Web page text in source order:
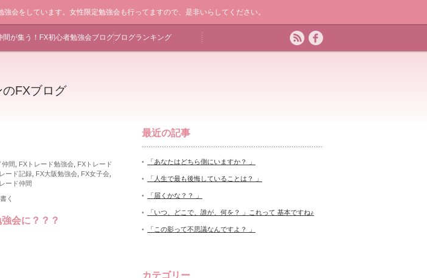
会をしています。女性限定勉強会も行ってますので、是非いらしてください。
間が集う！FX初心者勉強会ブログブログランキング
FXブログ
仲間
FXトレード勉強会 FXトレード
ード記録 FX大阪勉強会 FX女子会
ード仲間
く
会に？？？
最近の記事
「あなたはどちら側にいますか？ 」
「人生で最も後悔していることは？ 」
「届くかな？？ 」
「いつ、どこで、誰が、何を？ 」これって 基本ですね♪
「この影って不思議なんですよ？ 」
カテゴリー